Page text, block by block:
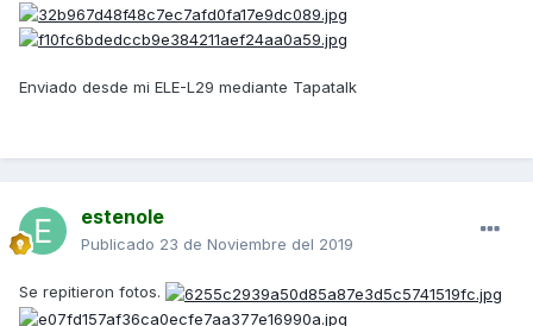
Enviado desde mi ELE-L29 mediante Tapatalk
estenole
Publicado 23 de Noviembre del 2019
Se repitieron fotos.